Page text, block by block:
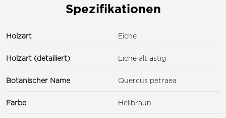
Spezifikationen
Holzart Eiche
Holzart (detailiert) Eiche alt astig
Botanischer Name Quercus petraea
Farbe Hellbraun